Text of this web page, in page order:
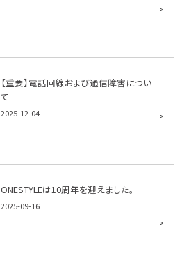
【重要】電話回線および通信障害につい
て
2025-12-04
ONESTYLEは10周年を迎えました。
2025-09-16